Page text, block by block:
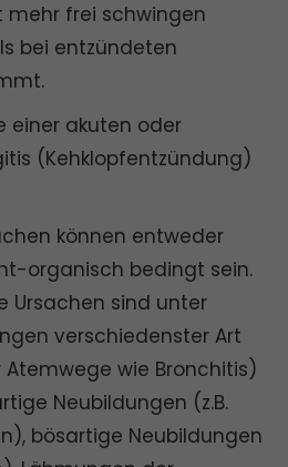
frei schwingen
bei entzündeten
einer akuten oder
(Kehklopfentzündung)
können entweder
organisch bedingt sein.
Ursachen sind unter
verschiedenster Art
Atemwege wie Bronchitis)
Neubildungen (z.B.
bösartige Neubildungen